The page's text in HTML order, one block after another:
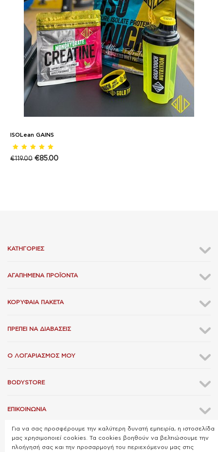
ISOLean GAINS
€119.00 €85.00
ΚΑΤΗΓΟΡΊΕΣ
ΑΓΑΠΗΜΈΝΑ ΠΡΟΪΌΝΤΑ
ΚΟΡΥΦΑΊΑ ΠΑΚΈΤΑ
ΠΡΈΠΕΙ ΝΑ ΔΙΑΒΆΣΕΙΣ
Ο ΛΟΓΑΡΙΑΣΜΌΣ ΜΟΥ
BODYSTORE
ΕΠΙΚΟΙΝΩΝΊΑ
Για να σας προσφέρουμε την καλύτερη δυνατή εμπειρία, η ιστοσελίδα
μας χρησιμοποιεί cookies. Τα cookies βοηθούν να βελτιώσουμε την
πλοήγησή σας και την προσαρμογή του περιεχόμενου μας στις